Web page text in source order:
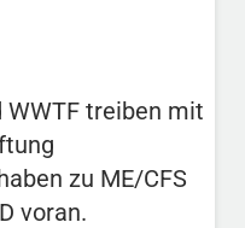
WWTF treiben mit
zu ME/CFS
voran.